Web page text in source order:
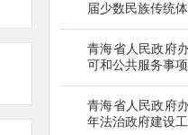
届少数民族传统
青海省人民政府
可和公共服务事
青海省人民政府
年法治政府建设